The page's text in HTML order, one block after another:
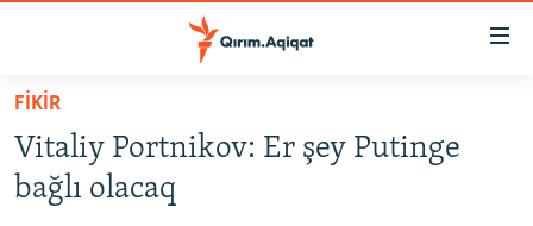
Esas
qaytmaq
Baş
navigatsiyağa
HABERLER
SİYASET
İQTİSADİYAT
FİKİR
Vitaliy Portnikov: Er şey Putinge
bağlı olacaq